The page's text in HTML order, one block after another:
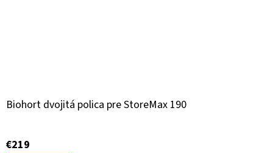
Biohort dvojitá polica pre StoreMax 190
€219